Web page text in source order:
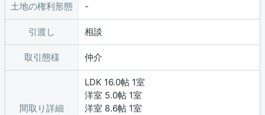
土地の権利形態
引渡し 相談
取引態様 仲介
間取り詳細
LDK 16.0帖 1室
洋室 5.0帖 1室
洋室 8.6帖 1室